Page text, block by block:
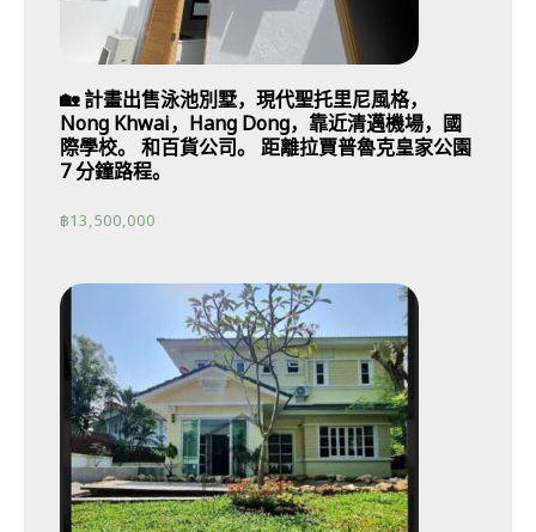
🏡 計畫出售泳池別墅，現代聖托里尼風格，
Nong Khwai，Hang Dong，靠近清邁機場，國
際學校。 和百貨公司。 距離拉賈普魯克皇家公園
7 分鐘路程。
฿13,500,000